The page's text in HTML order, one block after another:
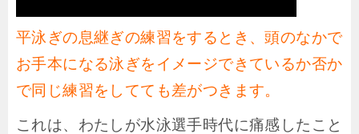
平泳ぎの息継ぎの練習をするとき、頭のなかで
お手本になる泳ぎをイメージできているか否か
で同じ練習をしてても差がつきます。
これは、わたしが水泳選手時代に痛感したこと